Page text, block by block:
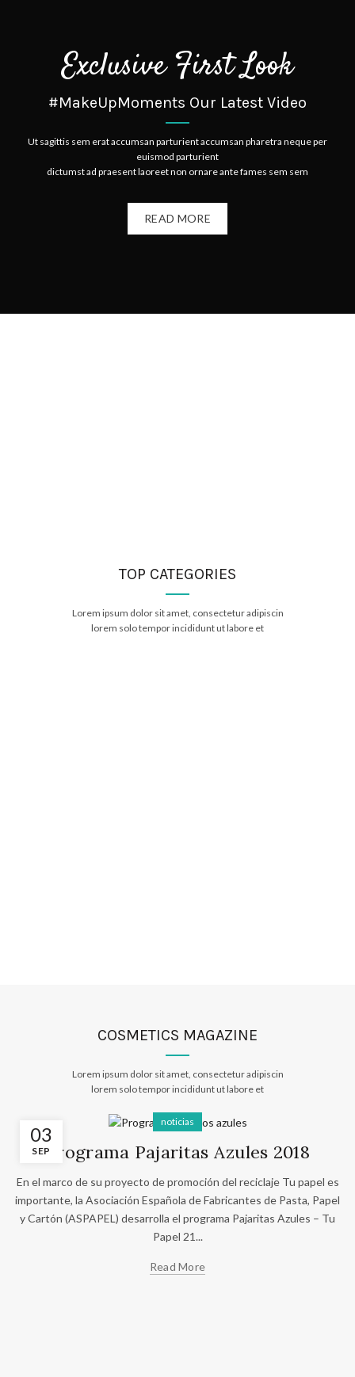
Exclusive First Look
#MakeUpMoments Our Latest Video
Ut sagittis sem erat accumsan parturient accumsan pharetra neque per
euismod parturient
dictumst ad praesent laoreet non ornare ante fames sem sem
READ MORE
TOP CATEGORIES
Lorem ipsum dolor sit amet, consectetur adipiscin
lorem solo tempor incididunt ut labore et
COSMETICS MAGAZINE
Lorem ipsum dolor sit amet, consectetur adipiscin
lorem solo tempor incididunt ut labore et
03
SEP
noticias
Programa Pajaritas Azules 2018
En el marco de su proyecto de promoción del reciclaje Tu papel es
importante, la Asociación Española de Fabricantes de Pasta, Papel
y Cartón (ASPAPEL) desarrolla el programa Pajaritas Azules – Tu
Papel 21...
Read More